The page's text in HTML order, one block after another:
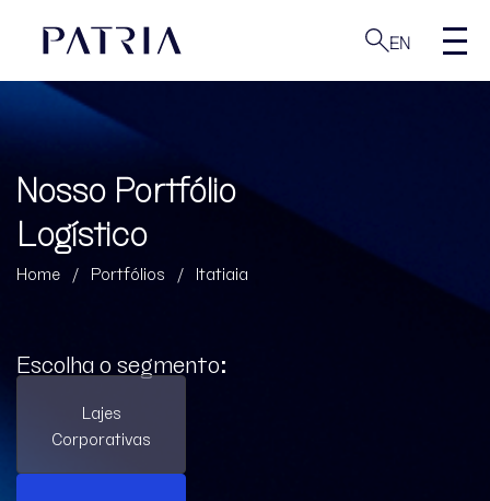
EN
Nosso Portfólio
Logístico
Home / Portfólios / Itatiaia
Escolha o segmento:
Lajes
Corporativas